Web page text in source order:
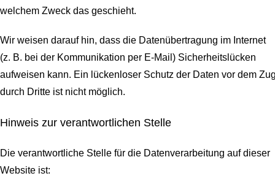
welchem Zweck das geschieht.
Wir weisen darauf hin, dass die Datenübertragung im Internet
(z. B. bei der Kommunikation per E-Mail) Sicherheitslücken
aufweisen kann. Ein lückenloser Schutz der Daten vor dem
durch Dritte ist nicht möglich.
Hinweis zur verantwortlichen Stelle
Die verantwortliche Stelle für die Datenverarbeitung auf dieser
Website ist: